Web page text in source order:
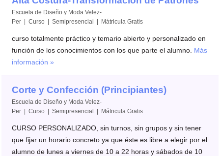
Escuela de Diseño y Moda Velez-
Per | Curso | Semipresencial |
Mátricula Gratis
curso totalmente práctico y temario abierto y personalizado en
función de los conocimientos con los que parte el alumno. Más
información »
Corte y Confección (Principiantes)
Escuela de Diseño y Moda Velez-
Per | Curso | Semipresencial |
Mátricula Gratis
CURSO PERSONALIZADO, sin turnos, sin grupos y sin tener
que fijar un horario concreto ya que éste es libre a elegir por el
alumno de lunes a viernes de 10 a 22 horas y sábados de 10